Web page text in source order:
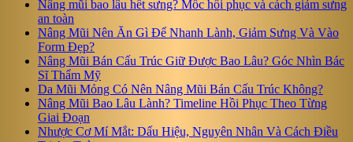
Nâng mũi bao lâu hết sưng? Mốc hồi phục và cách giảm sưng
an toàn
Nâng Mũi Nên Ăn Gì Để Nhanh Lành, Giảm Sưng Và Vào
Form Đẹp?
Nâng Mũi Bán Cấu Trúc Giữ Được Bao Lâu? Góc Nhìn Bác
Sĩ Thẩm Mỹ
Da Mũi Mỏng Có Nên Nâng Mũi Bán Cấu Trúc Không?
Nâng Mũi Bao Lâu Lành? Timeline Hồi Phục Theo Từng
Giai Đoạn
Nhược Cơ Mí Mắt: Dấu Hiệu, Nguyên Nhân Và Cách Điều